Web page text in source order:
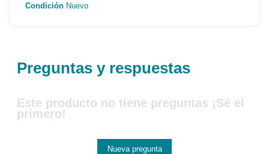
Condición Nuevo
Preguntas y respuestas
Este producto no tiene preguntas ¡Sé el
primero!
Nueva pregunta